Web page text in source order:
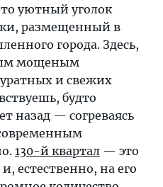
уютный уголок
размещенный в
города. Здесь,
мощеным
и свежих
будто
назад — согреваясь
130-й квартал — это
естественно, на его